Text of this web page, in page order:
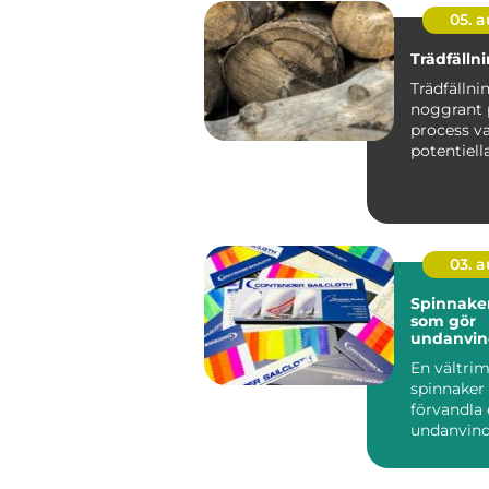
05.
noggrant
process
03.
Spinnaker
som gör
En
spinnaker
förvandla
Farten